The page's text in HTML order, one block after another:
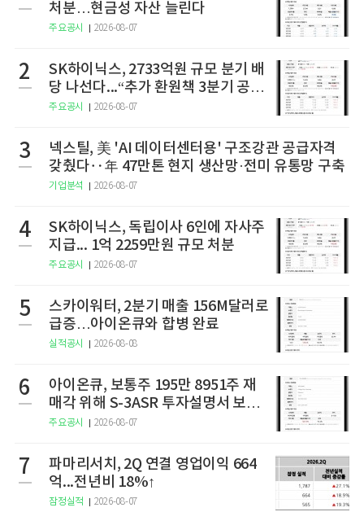
처분…현금성 자산 늘린다
주요공시 2026-08-07
2
SK하이닉스, 2733억원 규모 분기 배
당 나선다...“추가 환원책 3분기 공
개”
주요공시 2026-08-07
3
넥스틸, 美 'AI 데이터센터용' 구조강관 공급자격
갖췄다‥年 47만톤 현지 생산망·전미 유통망 구축
기업분석 2026-08-07
4
SK하이닉스, 독립이사 6인에 자사주
지급... 1억 2259만원 규모 처분
주요공시 2026-08-07
5
스카이워터, 2분기 매출 156M달러로
급증…아이온큐와 합병 완료
실적공시 2026-08-08
6
아이온큐, 보통주 195만 8951주 재
매각 위해 S-3ASR 투자설명서 보충
서 제출
주요공시 2026-08-07
7
파마리서치, 2Q 연결 영업이익 664
억...전년비 18%↑
잠정실적 2026-08-07